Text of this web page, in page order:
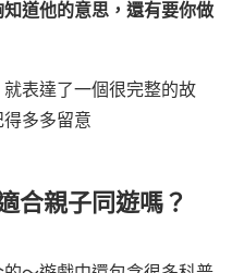
道他的意思，還有要你做
表達了一個很完整的故
多多留意
合親子同遊嗎？